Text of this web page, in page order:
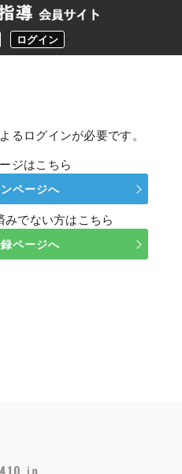
ログイン
るログインが必要です。
ジはこちら
ページへ
でない方はこちら
ページへ